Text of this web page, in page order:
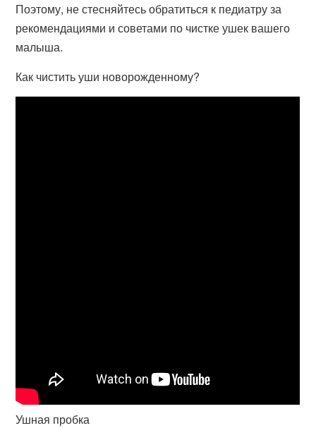
Поэтому, не стесняйтесь обратиться к педиатру за
рекомендациями и советами по чистке ушек вашего
малыша.
Как чистить уши новорожденному?
Ушная пробка